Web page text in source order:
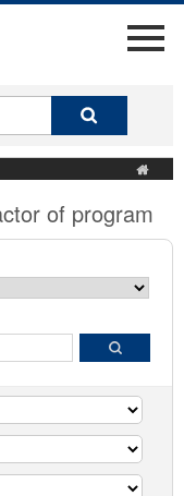
of program